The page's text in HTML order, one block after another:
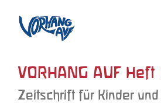
VORHANG AUF Heft
Zeitschrift für Kinder und